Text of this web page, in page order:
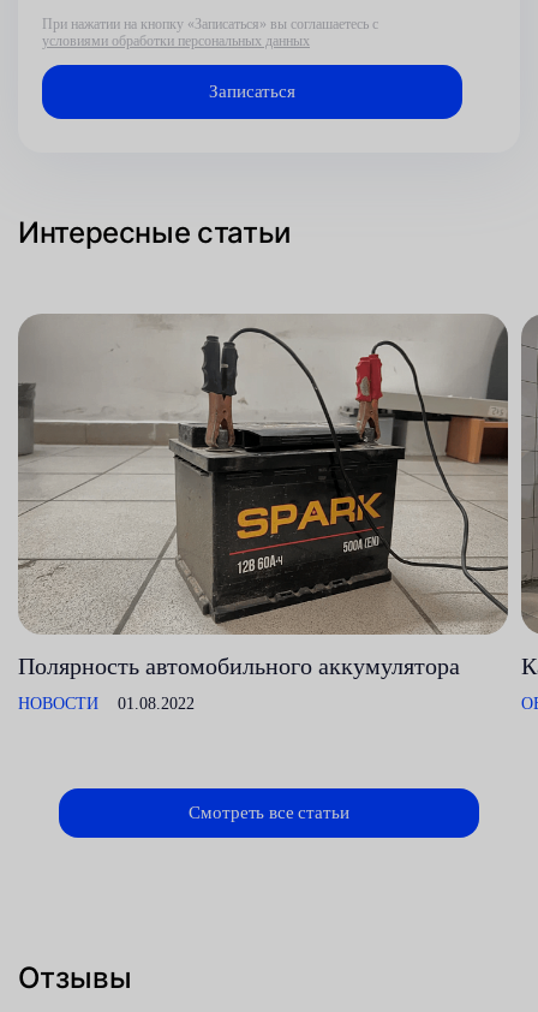
При нажатии на кнопку «Записаться» вы соглашаетесь с
условиями обработки персональных данных
Интересные статьи
Полярность автомобильного аккумулятора
НОВОСТИ 01.08.2022
Смотреть все статьи
Отзывы